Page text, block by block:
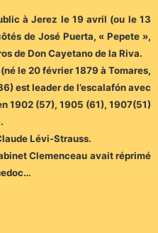
à Jerez le 19 avril (ou le 13
de José Puerta, « Pepete »,
de Don Cayetano de la Riva.
le 20 février 1879 à Tomares,
est leader de l’escalafón avec
1902 (57), 1905 (61), 1907(51)
Lévi-Strauss.
Clemenceau avait réprimé